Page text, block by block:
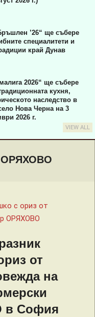
’26“ ще събере
специалитети и
край Дунав
2026“ ще събере
кухня,
наследство в
Нова Черна на 3
2026 г.
VIEW ALL
ОРЯХОВО
от
на
в София